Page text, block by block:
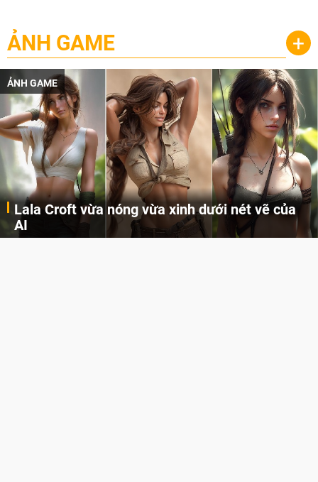
ẢNH GAME +
ẢNH GAME
Lala Croft vừa nóng vừa xinh dưới nét vẽ của
AI